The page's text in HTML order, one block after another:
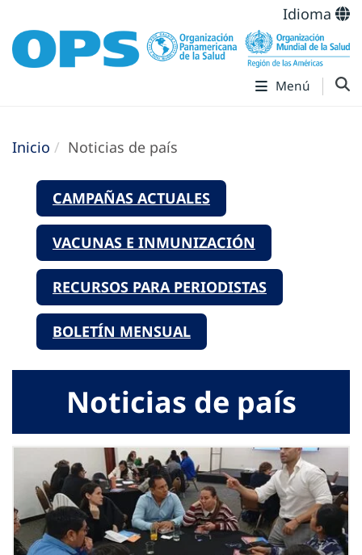
Idioma
Menú
Inicio Noticias de país
CAMPAÑAS ACTUALES
VACUNAS E INMUNIZACIÓN
RECURSOS PARA PERIODISTAS
BOLETÍN MENSUAL
Noticias de país